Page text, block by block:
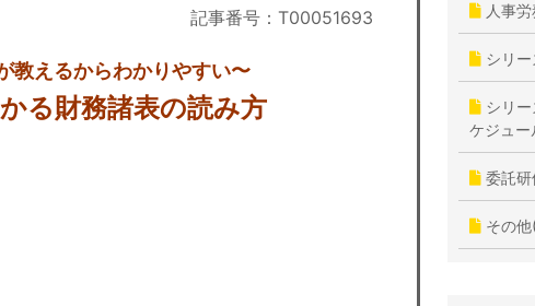
記事番号：T00051693
教えるからわかりやすい〜
る財務諸表の読み方
人事
シリ
シリ
ケジュ
委託
その他